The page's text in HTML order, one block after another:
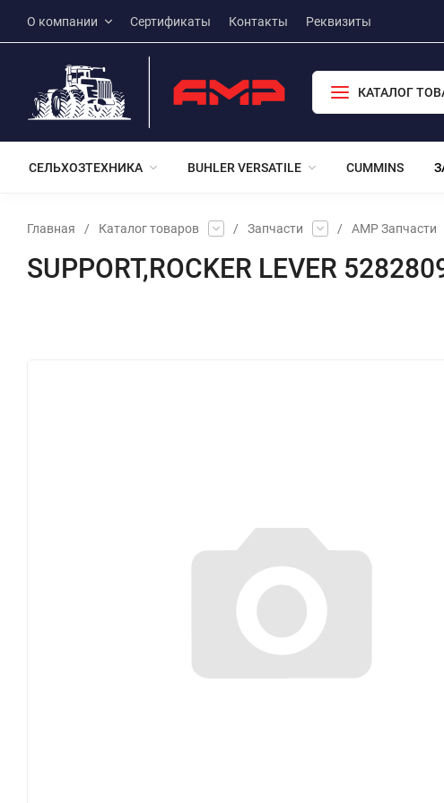
О компании Сертификаты Контакты Реквизиты
КАТАЛОГ
СЕЛЬХОЗТЕХНИКА BUHLER VERSATILE CUMMINS
Главная / Каталог товаров / Запчасти / АМР Запчасти
SUPPORT,ROCKER LEVER